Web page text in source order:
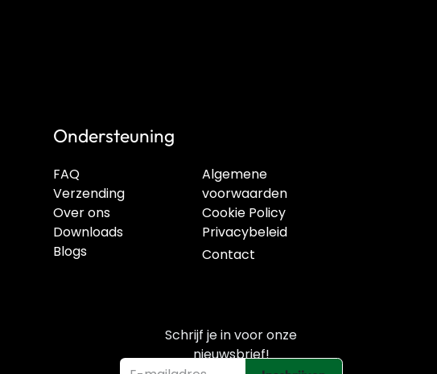
Algemene
voorwaarden
Cookie Policy
Privacybeleid
FAQ
Verzending
Over ons
Downloads
Blogs
Ondersteuning
Contact
Schrijf je in voor onze
nieuwsbrief!